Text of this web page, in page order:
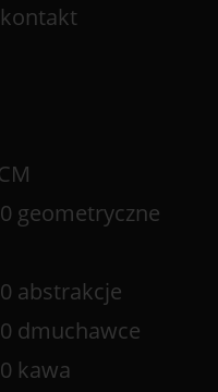
kontakt
geometryczne
abstrakcje
dmuchawce
kawa